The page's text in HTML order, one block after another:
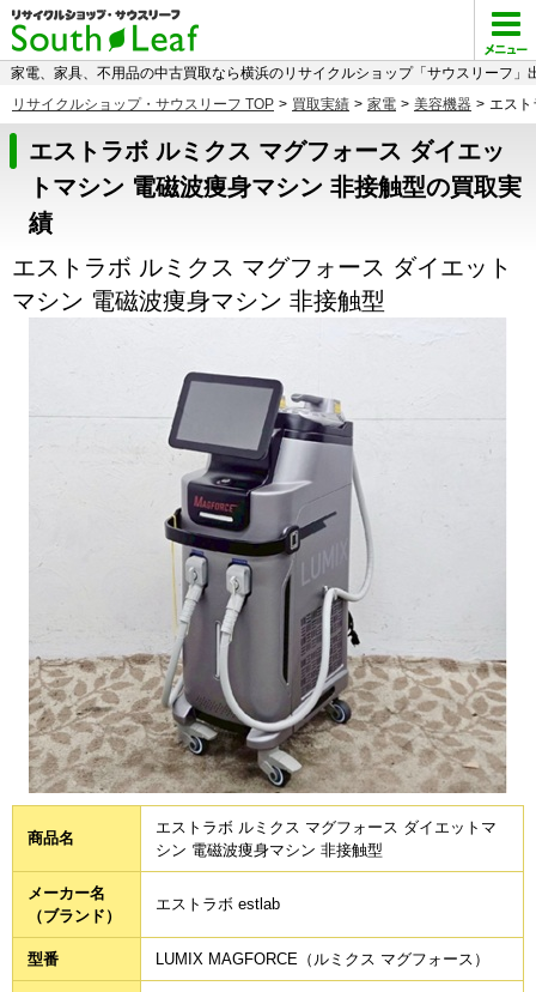
家電、家具、不用品の中古買取なら横浜のリサイクルショップ「サウスリーフ」
リサイクルショップ・サウスリーフ TOP > 買取実績 > 家電 > 美容機器 > エスト
エストラボ ルミクス マグフォース ダイエッ
トマシン 電磁波痩身マシン 非接触型の買取実
績
エストラボ ルミクス マグフォース ダイエット
マシン 電磁波痩身マシン 非接触型
商品名
エストラボ ルミクス マグフォース ダイエットマ
シン 電磁波痩身マシン 非接触型
メーカー名
（ブランド）
エストラボ estlab
型番 LUMIX MAGFORCE（ルミクス マグフォース）